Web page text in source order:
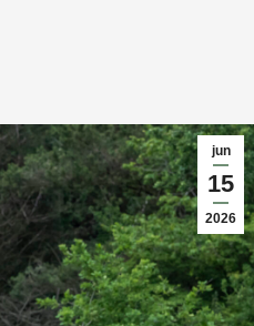
jun
15
2026